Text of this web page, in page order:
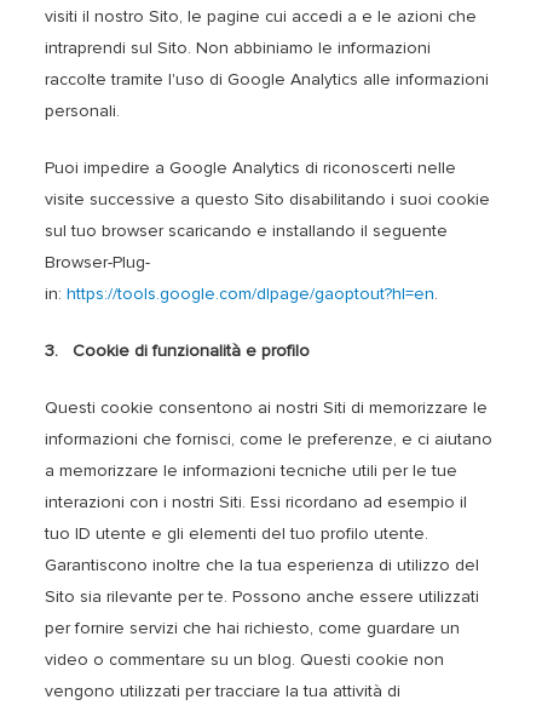
visiti il nostro Sito, le pagine cui accedi a e le azioni che
intraprendi sul Sito. Non abbiniamo le informazioni
raccolte tramite l'uso di Google Analytics alle informazioni
personali.
Puoi impedire a Google Analytics di riconoscerti nelle
visite successive a questo Sito disabilitando i suoi cookie
sul tuo browser scaricando e installando il seguente
Browser-Plug-
in:https://tools.google.com/dlpage/gaoptout?hl=en.
3. Cookie di funzionalità e profilo
Questi cookie consentono ai nostri Siti di memorizzare le
informazioni che fornisci, come le preferenze, e ci aiutano
a memorizzare le informazioni tecniche utili per le tue
interazioni con i nostri Siti. Essi ricordano ad esempio il
tuo ID utente e gli elementi del tuo profilo utente.
Garantiscono inoltre che la tua esperienza di utilizzo del
Sito sia rilevante per te. Possono anche essere utilizzati
per fornire servizi che hai richiesto, come guardare un
video o commentare su un blog. Questi cookie non
vengono utilizzati per tracciare la tua attività di